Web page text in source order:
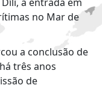
no Mar de
a conclusão de
três anos
de